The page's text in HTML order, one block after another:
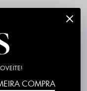
Elastano
COMPRA